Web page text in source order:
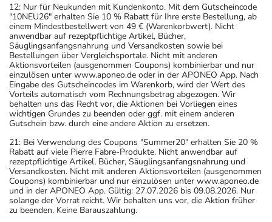
12: Nur für Neukunden mit Kundenkonto. Mit dem Gutscheincode
"10NEU26" erhalten Sie 10 % Rabatt für Ihre erste Bestellung, ab
einem Mindestbestellwert von 49 € (Warenkorbwert). Nicht
anwendbar auf rezeptpflichtige Artikel, Bücher,
Säuglingsanfangsnahrung und Versandkosten sowie bei
Bestellungen über Vergleichsportale. Nicht mit anderen
Aktionsvorteilen (ausgenommen Coupons) kombinierbar und nur
einzulösen unter www.aponeo.de oder in der APONEO App. Nach
Eingabe des Gutscheincodes im Warenkorb, wird der Wert des
Vorteils automatisch vom Rechnungsbetrag abgezogen. Wir
behalten uns das Recht vor, die Aktionen bei Vorliegen eines
wichtigen Grundes zu beenden oder ggf. mit einem anderen
Gutschein bzw. durch eine andere Aktion zu ersetzen.
21: Bei Verwendung des Coupons "Summer20" erhalten Sie 20 %
Rabatt auf viele Pierre Fabre-Produkte. Nicht anwendbar auf
rezeptpflichtige Artikel, Bücher, Säuglingsanfangsnahrung und
Versandkosten. Nicht mit anderen Aktionsvorteilen (ausgenommen
Coupons) kombinierbar und nur einzulösen unter www.aponeo.de
und in der APONEO App. Gültig: 27.07.2026 bis 09.08.2026. Nur
solange der Vorrat reicht. Wir behalten uns vor, die Aktion früher
zu beenden. Keine Barauszahlung.